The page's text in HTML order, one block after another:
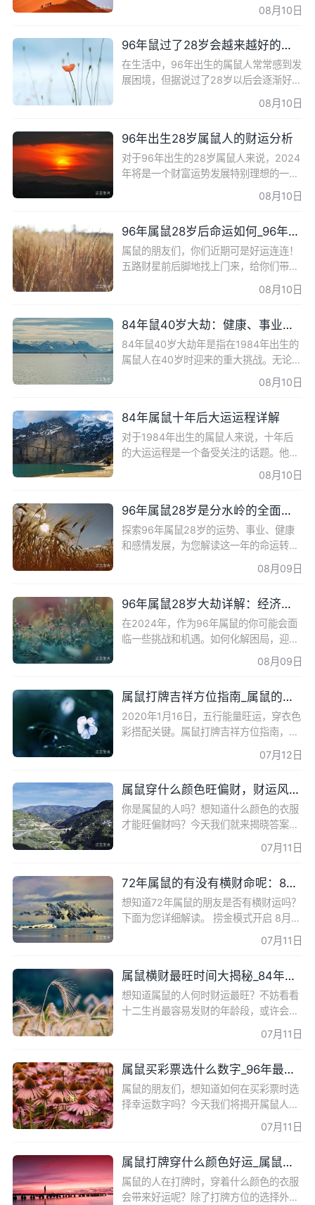
为您详细解读96年属鼠28岁有一灾的运
08月10日
96年鼠过了28岁会越来越好的奥秘
在生活中，96年出生的属鼠人常常感到发
展困境，但据说过了28岁以后会逐渐好
转。那么究竟是怎样的原因呢？接下来将
为您揭示这个秘密。 事业方面 1996年属
08月10日
96年出生28岁属鼠人的财运分析
对于96年出生的28岁属鼠人来说，2024
年将是一个财富运势发展特别理想的一
年。在这一年里，他们将迎来极大的发展
机遇，得到贵人的相助，事业运势将得到
08月10日
96年属鼠28岁后命运如何_96年属鼠的多大结婚好
属鼠的朋友们，你们近期可是好运连连！
五路财星前后脚地找上门来，给你们带来
益、意外的喜悦以及健康的体魄。让我们
08月10日
84年鼠40岁大劫：健康、事业、婚姻均遭遇挑战
84年鼠40岁大劫年是指在1984年出生的
属鼠人在40岁时迎来的重大挑战。无论是
健康、事业、婚姻还是家庭，都会面临一
系列的困境和考验。本文将详细解析84年
08月10日
84年属鼠十年后大运运程详解
对于1984年出生的属鼠人来说，十年后
的大运运程是一个备受关注的话题。他们
在十年后的运势如何？接下来我们将为您
详细解读。 牛年大运 在牛年，属鼠人能
08月10日
96年属鼠28岁是分水岭的全面解析
探索96年属鼠28岁的运势、事业、健康
和感情发展，为您解读这一年的命运转折
肖鼠到了28岁这一年运势发展还算平稳，
08月09日
96年属鼠28岁大劫详解：经济压力、健康问题
在2024年，作为96年属鼠的你可能会面
临一些挑战和机遇。如何化解困局，迎接
新的发展呢？让我们一起来看看吧！ 八卦
解析属鼠2024年运势 2024年是甲辰
08月09日
属鼠打牌吉祥方位指南_属鼠的风水招财方法
2020年1月16日，五行能量旺运，穿衣色
彩搭配关键。属鼠打牌吉祥方位指南，助
彩搭配 2020年1月16日，农历腊月廿
07月12日
属鼠穿什么颜色旺偏财，财运风向已揭晓
你是属鼠的人吗？想知道什么颜色的衣服
才能旺偏财吗？今天我们就来揭晓答案。
根据搜索引擎排名靠前的文章，我们对原
文进行了优化重写，详细解答了属鼠穿什
07月11日
72年属鼠的有没有横财命呢：8月下旬有横财
想知道72年属鼠的朋友是否有横财运吗？
下面为您详细解读。 捞金模式开启 8月下
旬，属鼠人将开启捞金模式，机智、有担
当的他们将在贵人的帮助下赚得盆满钵
07月11日
属鼠横财最旺时间大揭秘_84年属鼠的求财方向
想知道属鼠的人何时财运最旺？不妨看看
十二生肖最容易发财的年龄段，或许会给
人在28岁左右、36岁左右或43岁左右财
07月11日
属鼠买彩票选什么数字_96年最旺属鼠人的6个数字
属鼠的朋友们，想知道如何在买彩票时选
择幸运数字吗？今天我们将揭开属鼠人幸
运的秘密面纱，看看这周你将如何笑傲江
湖！ 属鼠的幸运特质 属鼠的朋友们不仅
07月11日
属鼠打牌穿什么颜色好运_属鼠打牌风水的禁忌
属鼠的人在打牌时，穿着什么颜色的衣服
会带来好运呢？除了打牌方位的选择外，